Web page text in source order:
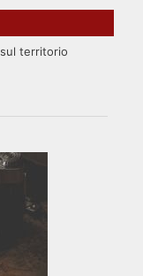
territorio